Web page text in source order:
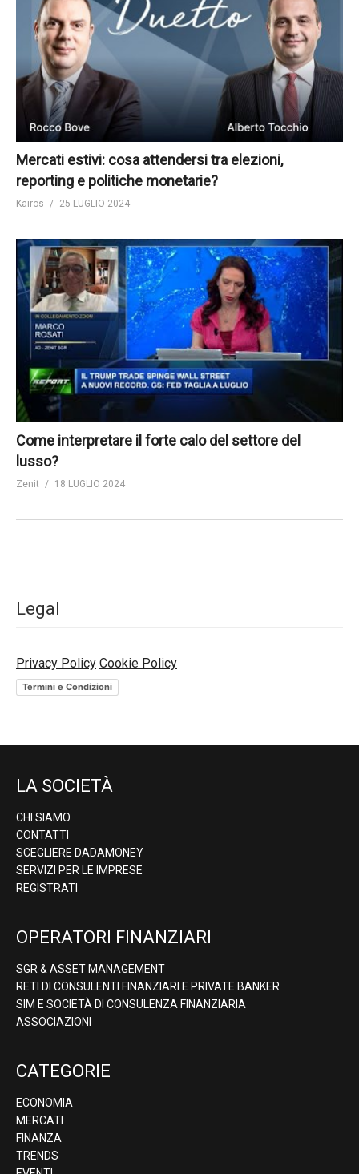
Mercati estivi: cosa attendersi tra elezioni,
reporting e politiche monetarie?
Kairos 25 LUGLIO 2024
Come interpretare il forte calo del settore del
lusso?
Zenit 18 LUGLIO 2024
Legal
Privacy Policy Cookie Policy
Termini e Condizioni
LA SOCIETÀ
CHI SIAMO
CONTATTI
SCEGLIERE DADAMONEY
SERVIZI PER LE IMPRESE
REGISTRATI
OPERATORI FINANZIARI
SGR & ASSET MANAGEMENT
RETI DI CONSULENTI FINANZIARI E PRIVATE BANKER
SIM E SOCIETÀ DI CONSULENZA FINANZIARIA
ASSOCIAZIONI
CATEGORIE
ECONOMIA
MERCATI
FINANZA
TRENDS